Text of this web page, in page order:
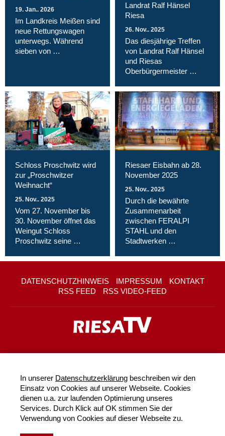
19. Jan.. 2026
Im Landkreis Meißen sind
neue Rettungswagen
unterwegs. Während
sieben von …
Landrat Ralf Hänsel
Riesa
26. Nov.. 2025
Das diesjährige Treffen
von Landrat Ralf Hänsel
und Riesas
Oberbürgermeister …
Schloss Proschwitz wird
zur „Proschwitzer
Weihnacht“
25. Nov.. 2025
Vom 27. November bis
30. November öffnet das
Weingut Schloss
Proschwitz seine …
Riesaer Eisbahn ab 28.
November 2025
25. Nov.. 2025
Durch die bewährte
Zusammenarbeit
zwischen FERALPI
STAHL und den
Stadtwerken …
DATENSCHUTZHINWEIS IMPRESSUM
KONTAKT
RSS FEED
RSS VIDEO-FEED
In unserer Datenschutzerklärung beschreiben wir den
Einsatz von Cookies auf unserer Webseite. Cookies
dienen u.a. zur laufenden Optimierung unseres
Services. Durch Klick auf OK stimmen Sie der
Verwendung von Cookies auf dieser Webseite zu.